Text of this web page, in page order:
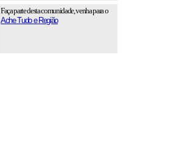
Faça parte desta comunidade, venha para o
Ache Tudo e Região